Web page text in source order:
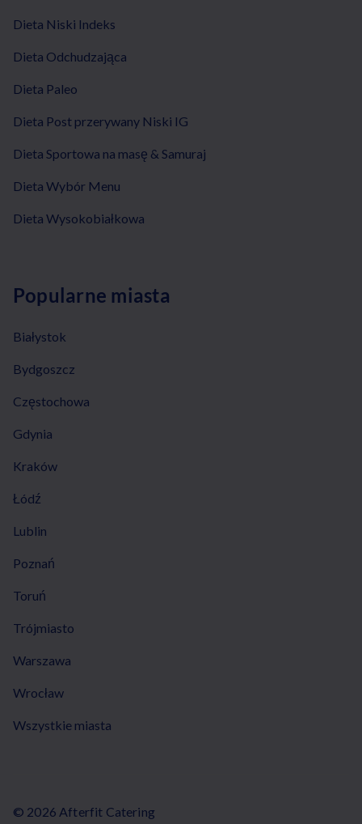
Dieta Niski Indeks
Dieta Odchudzająca
Dieta Paleo
Dieta Post przerywany Niski IG
Dieta Sportowa na masę & Samuraj
Dieta Wybór Menu
Dieta Wysokobiałkowa
Popularne miasta
Białystok
Bydgoszcz
Częstochowa
Gdynia
Kraków
Łódź
Lublin
Poznań
Toruń
Trójmiasto
Warszawa
Wrocław
Wszystkie miasta
© 2026 Afterfit Catering